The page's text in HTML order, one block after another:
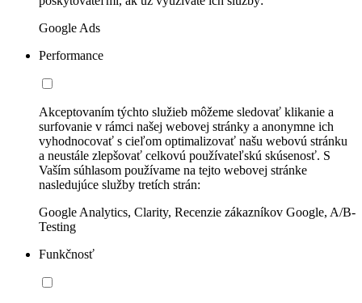
Google Ads
Performance
Akceptovaním týchto služieb môžeme sledovať klikanie a
surfovanie v rámci našej webovej stránky a anonymne ich
vyhodnocovať s cieľom optimalizovať našu webovú stránku
a neustále zlepšovať celkovú používateľskú skúsenosť. S
Vaším súhlasom používame na tejto webovej stránke
nasledujúce služby tretích strán:
Google Analytics, Clarity, Recenzie zákazníkov Google, A/B-
Testing
Funkčnosť